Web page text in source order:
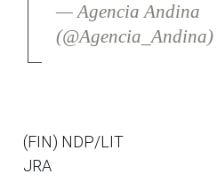
— Agencia Andina
(@Agencia_Andina)
(FIN) NDP/LIT
JRA